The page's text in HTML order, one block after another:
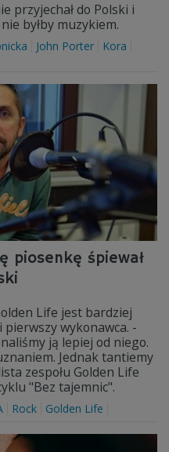
przyjechał do Polski i
byłby muzykiem.
John Porter
Kora
piosenkę śpiewał
Life jest bardziej
wykonawca. -
ją lepiej od niego.
Jednak tantiemy
zespołu Golden Life
"Bez tajemnic".
Rock Golden Life